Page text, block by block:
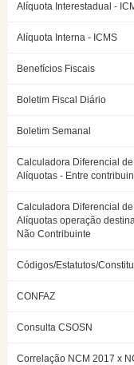
Alíquota Interestadual -
Alíquota Interna - ICMS
Benefícios Fiscais
Boletim Fiscal Diário
Boletim Semanal
Calculadora Diferencial de
Alíquotas - Entre
Calculadora Diferencial de
Alíquotas operação
Não Contribuinte
Códigos/Estatutos/
CONFAZ
Consulta CSOSN
Correlação NCM 2017 x